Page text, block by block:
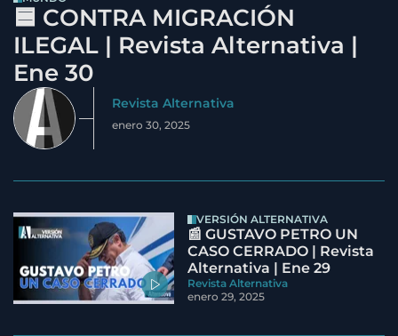
🟦 CONTRA MIGRACIÓN
ILEGAL | Revista Alternativa |
Ene 30
Revista Alternativa
enero 30, 2025
VERSIÓN ALTERNATIVA
📰 GUSTAVO PETRO UN
CASO CERRADO | Revista
Alternativa | Ene 29
Revista Alternativa
enero 29, 2025